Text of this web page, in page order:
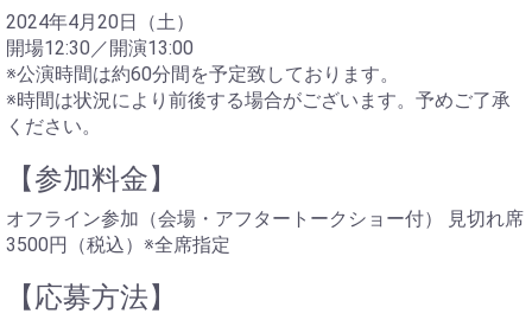
2024年4月20日（土）
開場12:30／開演13:00
※公演時間は約60分間を予定致しております。
※時間は状況により前後する場合がございます。予めご了承
ください。
【参加料金】
オフライン参加（会場・アフタートークショー付） 見切れ席
3500円（税込）※全席指定
【応募方法】